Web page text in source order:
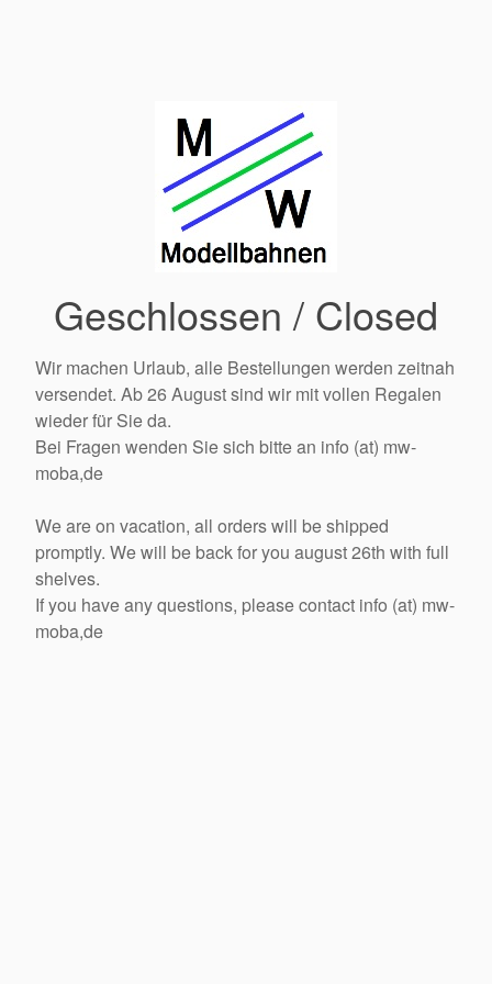
Geschlossen / Closed
Wir machen Urlaub, alle Bestellungen werden zeitnah
versendet. Ab 26 August sind wir mit vollen Regalen
wieder für Sie da.
Bei Fragen wenden Sie sich bitte an info (at) mw-
moba,de
We are on vacation, all orders will be shipped
promptly. We will be back for you august 26th with full
shelves.
If you have any questions, please contact info (at) mw-
moba,de